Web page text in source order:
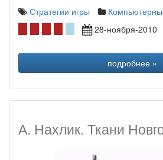
Стратегии игры
28-ноября-2010
подробнее »
А. Нахлик. Ткани